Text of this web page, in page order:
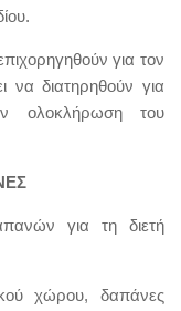
για τον
να διατηρηθούν για
ολοκλήρωση του
για τη διετή
χώρου, δαπάνες